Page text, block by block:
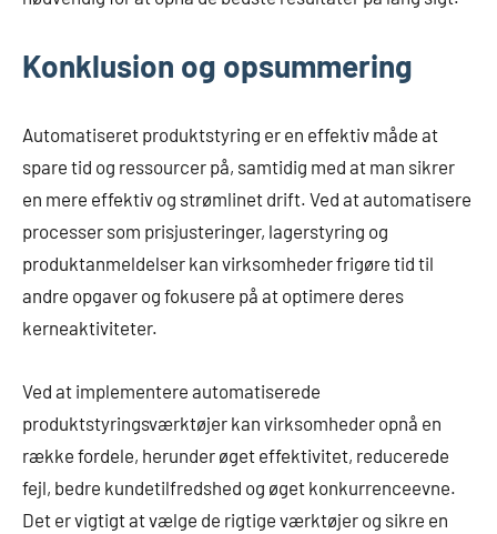
Konklusion og opsummering
Automatiseret produktstyring er en effektiv måde at
spare tid og ressourcer på, samtidig med at man sikrer
en mere effektiv og strømlinet drift. Ved at automatisere
processer som prisjusteringer, lagerstyring og
produktanmeldelser kan virksomheder frigøre tid til
andre opgaver og fokusere på at optimere deres
kerneaktiviteter.
Ved at implementere automatiserede
produktstyringsværktøjer kan virksomheder opnå en
række fordele, herunder øget effektivitet, reducerede
fejl, bedre kundetilfredshed og øget konkurrenceevne.
Det er vigtigt at vælge de rigtige værktøjer og sikre en